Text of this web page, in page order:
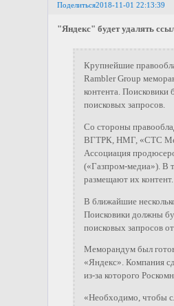
Поделиться2018-11-01 22:13:39
"Яндекс" будет удалять
Крупнейшие
Rambler Group
контента. Поисковики
поисковых запросов.
Со стороны
ВГТРК, НМГ, «СТС
Ассоциация
(«Газпром-медиа»). В
размещают их контент.
В ближайшие
Поисковики должны
поисковых запросов
Меморандум был готов
«Яндекс». Компания
из-за которого
«Необходимо, чтобы